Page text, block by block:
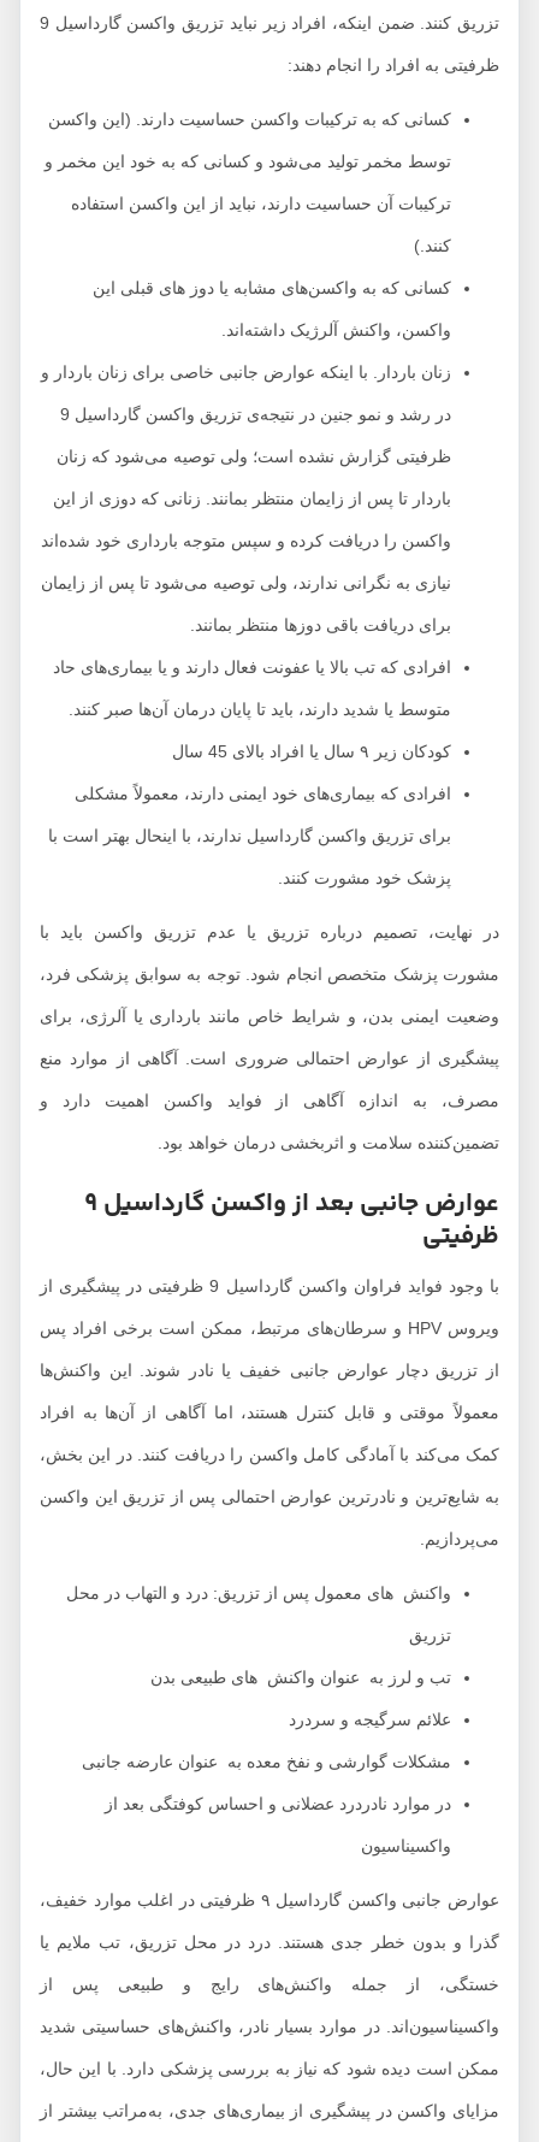
تزریق کنند. ضمن اینکه، افراد زیر نباید تزریق واکسن گارداسیل 9
به افراد را انجام دهند:
کسانی که به ترکیبات واکسن حساسیت دارند. (این واکسن
توسط مخمر تولید می‌شود و کسانی که به خود این مخمر و
ترکیبات آن حساسیت دارند، نباید از این واکسن استفاده
کسانی که به واکسن‌های مشابه یا دوز های قبلی این
واکسن، واکنش آلرژیک داشته‌اند.
زنان باردار. با اینکه عوارض جانبی خاصی برای زنان باردار و
در رشد و نمو جنین در نتیجه‌ی تزریق واکسن گارداسیل 9
ظرفیتی گزارش نشده است؛ ولی توصیه می‌شود که زنان
باردار تا پس از زایمان منتظر بمانند. زنانی که دوزی از این
واکسن را دریافت کرده و سپس متوجه بارداری خود شده‌اند
نیازی به نگرانی ندارند، ولی توصیه می‌شود تا پس از زایمان
برای دریافت باقی دوزها منتظر بمانند.
افرادی که تب بالا یا عفونت فعال دارند و یا بیماری‌های حاد
متوسط یا شدید دارند، باید تا پایان درمان‌ آن‌ها صبر کنند.
کودکان زیر ۹ سال یا افراد بالای 45 سال
افرادی که بیماری‌های خود ایمنی دارند، معمولاً مشکلی
برای تزریق واکسن گارداسیل ندارند، با اینحال بهتر است با
پزشک خود مشورت کنند.
نهایت، تصمیم درباره تزریق یا عدم تزریق واکسن باید با
پزشک متخصص انجام شود. توجه به سوابق پزشکی فرد،
ایمنی بدن، و شرایط خاص مانند بارداری یا آلرژی، برای
از عوارض احتمالی ضروری است. آگاهی از موارد منع
به اندازه آگاهی از فواید واکسن اهمیت دارد و
سلامت و اثربخشی درمان خواهد بود.
عوارض جانبی بعد از واکسن گارداسیل 9
با وجود فواید فراوان واکسن گارداسیل 9 ظرفیتی در پیشگیری از
ویروس HPV و سرطان‌های مرتبط، ممکن است برخی افراد پس
تزریق دچار عوارض جانبی خفیف یا نادر شوند. این واکنش‌ها
موقتی و قابل کنترل هستند، اما آگاهی از آن‌ها به افراد
می‌کند با آمادگی کامل واکسن را دریافت کنند. در این بخش،
شایع‌ترین و نادرترین عوارض احتمالی پس از تزریق این واکسن
واکنش های معمول پس از تزریق: درد و التهاب در محل
تب و لرز به عنوان واکنش های طبیعی بدن
علائم سرگیجه و سردرد
مشکلات گوارشی و نفخ معده به عنوان عارضه جانبی
در موارد نادردرد عضلانی و احساس کوفتگی بعد از
واکسیناسیون
عوارض جانبی واکسن گارداسیل ۹ ظرفیتی در اغلب موارد خفیف،
و بدون خطر جدی هستند. درد در محل تزریق، تب ملایم یا
از جمله واکنش‌های رایج و طبیعی پس از
در موارد بسیار نادر، واکنش‌های حساسیتی شدید
است دیده شود که نیاز به بررسی پزشکی دارد. با این حال،
واکسن در پیشگیری از بیماری‌های جدی، به‌مراتب بیشتر از